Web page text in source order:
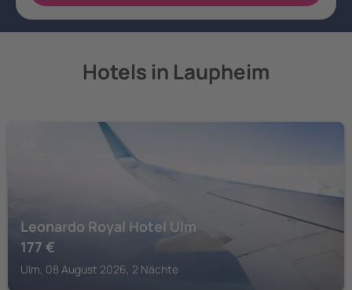
Hotels in Laupheim
Leonardo Royal Hotel Ulm
177 €
Ulm, 08 August 2026, 2 Nächte